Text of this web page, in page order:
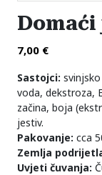
Domaći
7,00 €
Sastojci:
voda, dekstroza,
začina, boja
jestiv.
Pakovanje: cca
Zemlja
Uvjeti čuvanja: